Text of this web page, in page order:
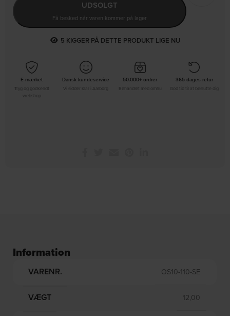
UDSOLGT
Få besked når varen kommer på lager
5 KIGGER PÅ DETTE PRODUKT LIGE NU
E-mærket
Tryg og godkendt
Dansk kundeservice
Vi sidder klar i Aalborg
50.000+ ordrer
Behandlet med omhu
365 dages retur
God tid til at beslutte dig
Information
VARENR. OS10-110-SE
VÆGT 12,00